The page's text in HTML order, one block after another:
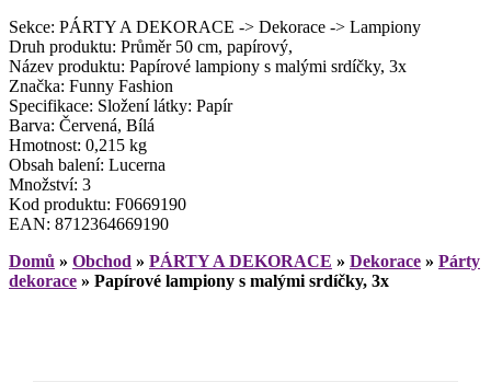
Sekce: PÁRTY A DEKORACE -> Dekorace -> Lampiony
Druh produktu: Průměr 50 cm, papírový,
Název produktu: Papírové lampiony s malými srdíčky, 3x
Značka: Funny Fashion
Specifikace: Složení látky: Papír
Barva: Červená, Bílá
Hmotnost: 0,215 kg
Obsah balení: Lucerna
Množství: 3
Kod produktu: F0669190
EAN: 8712364669190
Domů » Obchod » PÁRTY A DEKORACE » Dekorace » Párty
dekorace » Papírové lampiony s malými srdíčky, 3x